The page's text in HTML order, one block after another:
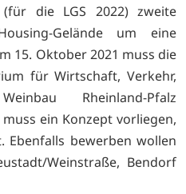
die LGS 2022) zweite
Gelände um eine
15. Oktober 2021 muss die
für Wirtschaft, Verkehr,
Rheinland-Pfalz
ein Konzept vorliegen,
Ebenfalls bewerben wollen
Weinstraße, Bendorf